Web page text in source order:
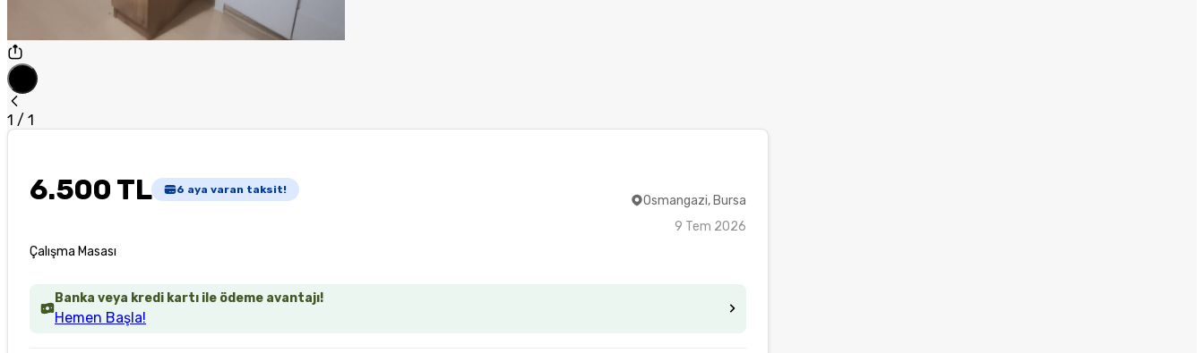
1 / 1
6.500 TL 6 aya varan taksit!
Çalışma Masası
Osmangazi, Bursa
9 Tem 2026
Banka veya kredi kartı ile ödeme avantajı!
Hemen Başla!